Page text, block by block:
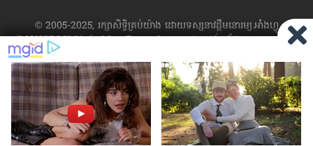
© 2005-2025, រក្សាសិទ្ធិគ្រប់យ៉ាង ដោយទស្សនាវដ្ដី​មនោរម្យ.អាំងហ្វូ
(MONOROOM.info Mag France)។ ហាម​ដក​ស្រង់​នូវ​ផ្នែក​ណា​មួយ​ ឬ​ផ្នែក​
ទាំង​អស់ ​នៃ​ការ​ផ្សាយ​របស់​ទស្សនាវដ្ដី​​មនោរម្យ.អាំងហ្វូ យក​ទៅ​​បោះពុម្ព នៅ
លើក្រដាស ឬតាម​ប្រព័ន្ធ​អេឡិច​ត្រូនិច - ផ្សាយ​តាម​រលក​ធាតុអាកាស ឬតាមប្រព័ន្ធ
អេឡិចត្រូនិច - សរសេរ​ឡើង​វិញ ឬ​ចែក​ចាយ​ តាមវិធីណាក៏ដោយ ដោយ​គ្មាន​ការ​
យល់ព្រម ជា​លាយ​លក្ខណ៍​អក្សរ​ ពី​ចាងហ្វាង​ការ​ផ្សាយ​។ផ្ទុយមកវិញ ដើម្បី​ទទួល​
បាននូវសិទ្ធិ​ទាំងនេះ សូម​ទាក់​ទង​មក​ទស្សនាវដ្ដី។
RSS SP MIRROR ARCHIVE